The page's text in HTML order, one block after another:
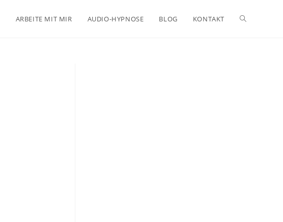
ARBEITE MIT MIR AUDIO-HYPNOSE BLOG KONTAKT Website-